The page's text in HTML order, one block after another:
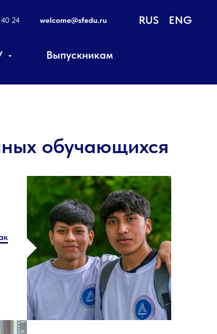
24 welcome@sfedu.ru RUS ENG
Выпускникам
обучающихся